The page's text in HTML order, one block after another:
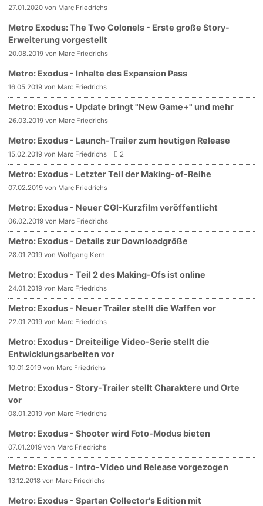
27.01.2020 von Marc Friedrichs
Metro Exodus: The Two Colonels - Erste große Story-
Erweiterung vorgestellt
20.08.2019 von Marc Friedrichs
Metro: Exodus - Inhalte des Expansion Pass
16.05.2019 von Marc Friedrichs
Metro: Exodus - Update bringt "New Game+" und mehr
26.03.2019 von Marc Friedrichs
Metro: Exodus - Launch-Trailer zum heutigen Release
15.02.2019 von Marc Friedrichs 2
Metro: Exodus - Letzter Teil der Making-of-Reihe
07.02.2019 von Marc Friedrichs
Metro: Exodus - Neuer CGI-Kurzfilm veröffentlicht
06.02.2019 von Marc Friedrichs
Metro: Exodus - Details zur Downloadgröße
28.01.2019 von Wolfgang Kern
Metro: Exodus - Teil 2 des Making-Ofs ist online
24.01.2019 von Marc Friedrichs
Metro: Exodus - Neuer Trailer stellt die Waffen vor
22.01.2019 von Marc Friedrichs
Metro: Exodus - Dreiteilige Video-Serie stellt die
Entwicklungsarbeiten vor
10.01.2019 von Marc Friedrichs
Metro: Exodus - Story-Trailer stellt Charaktere und Orte
vor
08.01.2019 von Marc Friedrichs
Metro: Exodus - Shooter wird Foto-Modus bieten
07.01.2019 von Marc Friedrichs
Metro: Exodus - Intro-Video und Release vorgezogen
13.12.2018 von Marc Friedrichs
Metro: Exodus - Spartan Collector's Edition mit